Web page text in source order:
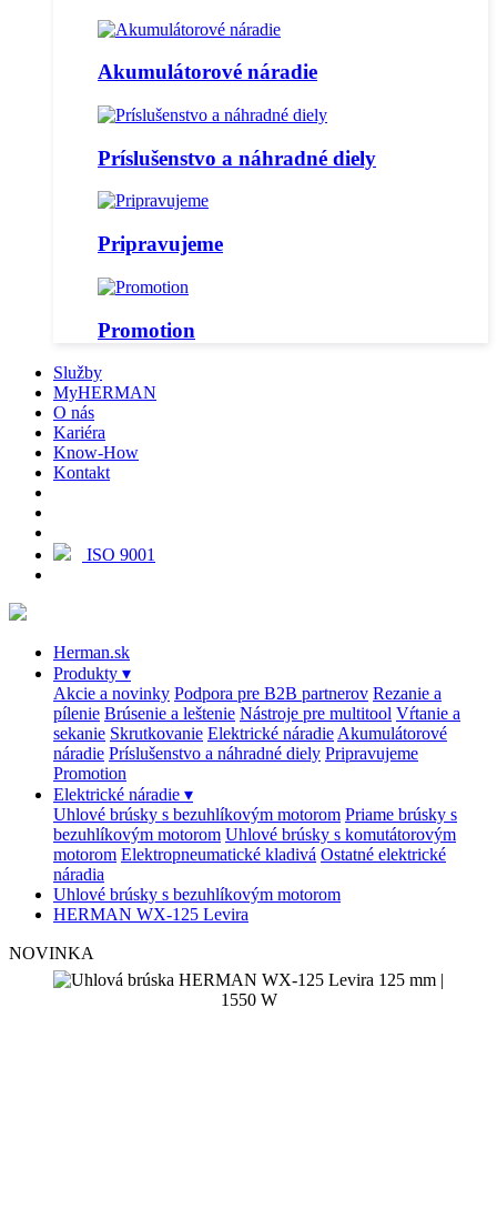
Akumulátorové náradie
Príslušenstvo a náhradné diely
Pripravujeme
Promotion
Služby
MyHERMAN
O nás
Kariéra
Know-How
Kontakt
ISO 9001
Herman.sk
Produkty ▾
Akcie a novinky Podpora pre B2B partnerov Rezanie a
pílenie Brúsenie a leštenie Nástroje pre multitool Vŕtanie a
sekanie Skrutkovanie Elektrické náradie Akumulátorové
náradie Príslušenstvo a náhradné diely Pripravujeme
Promotion
Elektrické náradie ▾
Uhlové brúsky s bezuhlíkovým motorom Priame brúsky s
bezuhlíkovým motorom Uhlové brúsky s komutátorovým
motorom Elektropneumatické kladivá Ostatné elektrické
náradia
Uhlové brúsky s bezuhlíkovým motorom
HERMAN WX-125 Levira
NOVINKA